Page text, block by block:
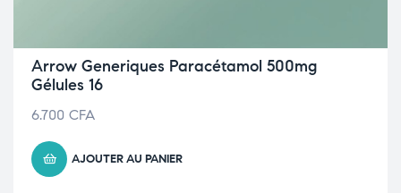
Arrow Generiques Paracétamol 500mg
Gélules 16
6.700 CFA
AJOUTER AU PANIER